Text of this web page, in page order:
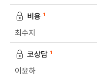
비용 1
최수지
코상담 1
이윤하